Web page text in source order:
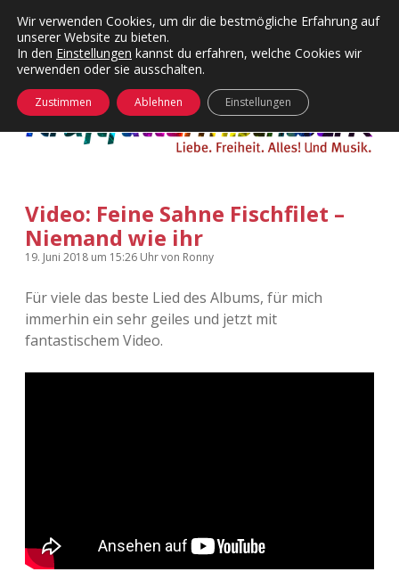
Kategorien
Menü
24 Hours Chilling
Die Wende
KFMW-Disco
kfmw.stuff
Kopfkinomusik
KFMW-Disco
Dates
Contact
Adventskalender
Adventskalender 2010
Adventskalender 2011
Adventskalender 2016
facebook
instagram
rss soundcloud
vimeoBluesky
öffnen
Video: Feine Sahne Fischfilet –
Niemand wie ihr
19. Juni 2018 um 15:26 Uhrvon Ronny
Für viele das beste Lied des Albums, für mich
immerhin ein sehr geiles und jetzt mit
fantastischem Video.
Wir verwenden Cookies, um dir die bestmögliche Erfahrung auf
unserer Website zu bieten.
In den Einstellungen kannst du erfahren, welche Cookies wir
verwenden oder sie ausschalten.
Zustimmen Ablehnen Einstellungen